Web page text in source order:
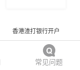
香港渣打银行开户
常见问题